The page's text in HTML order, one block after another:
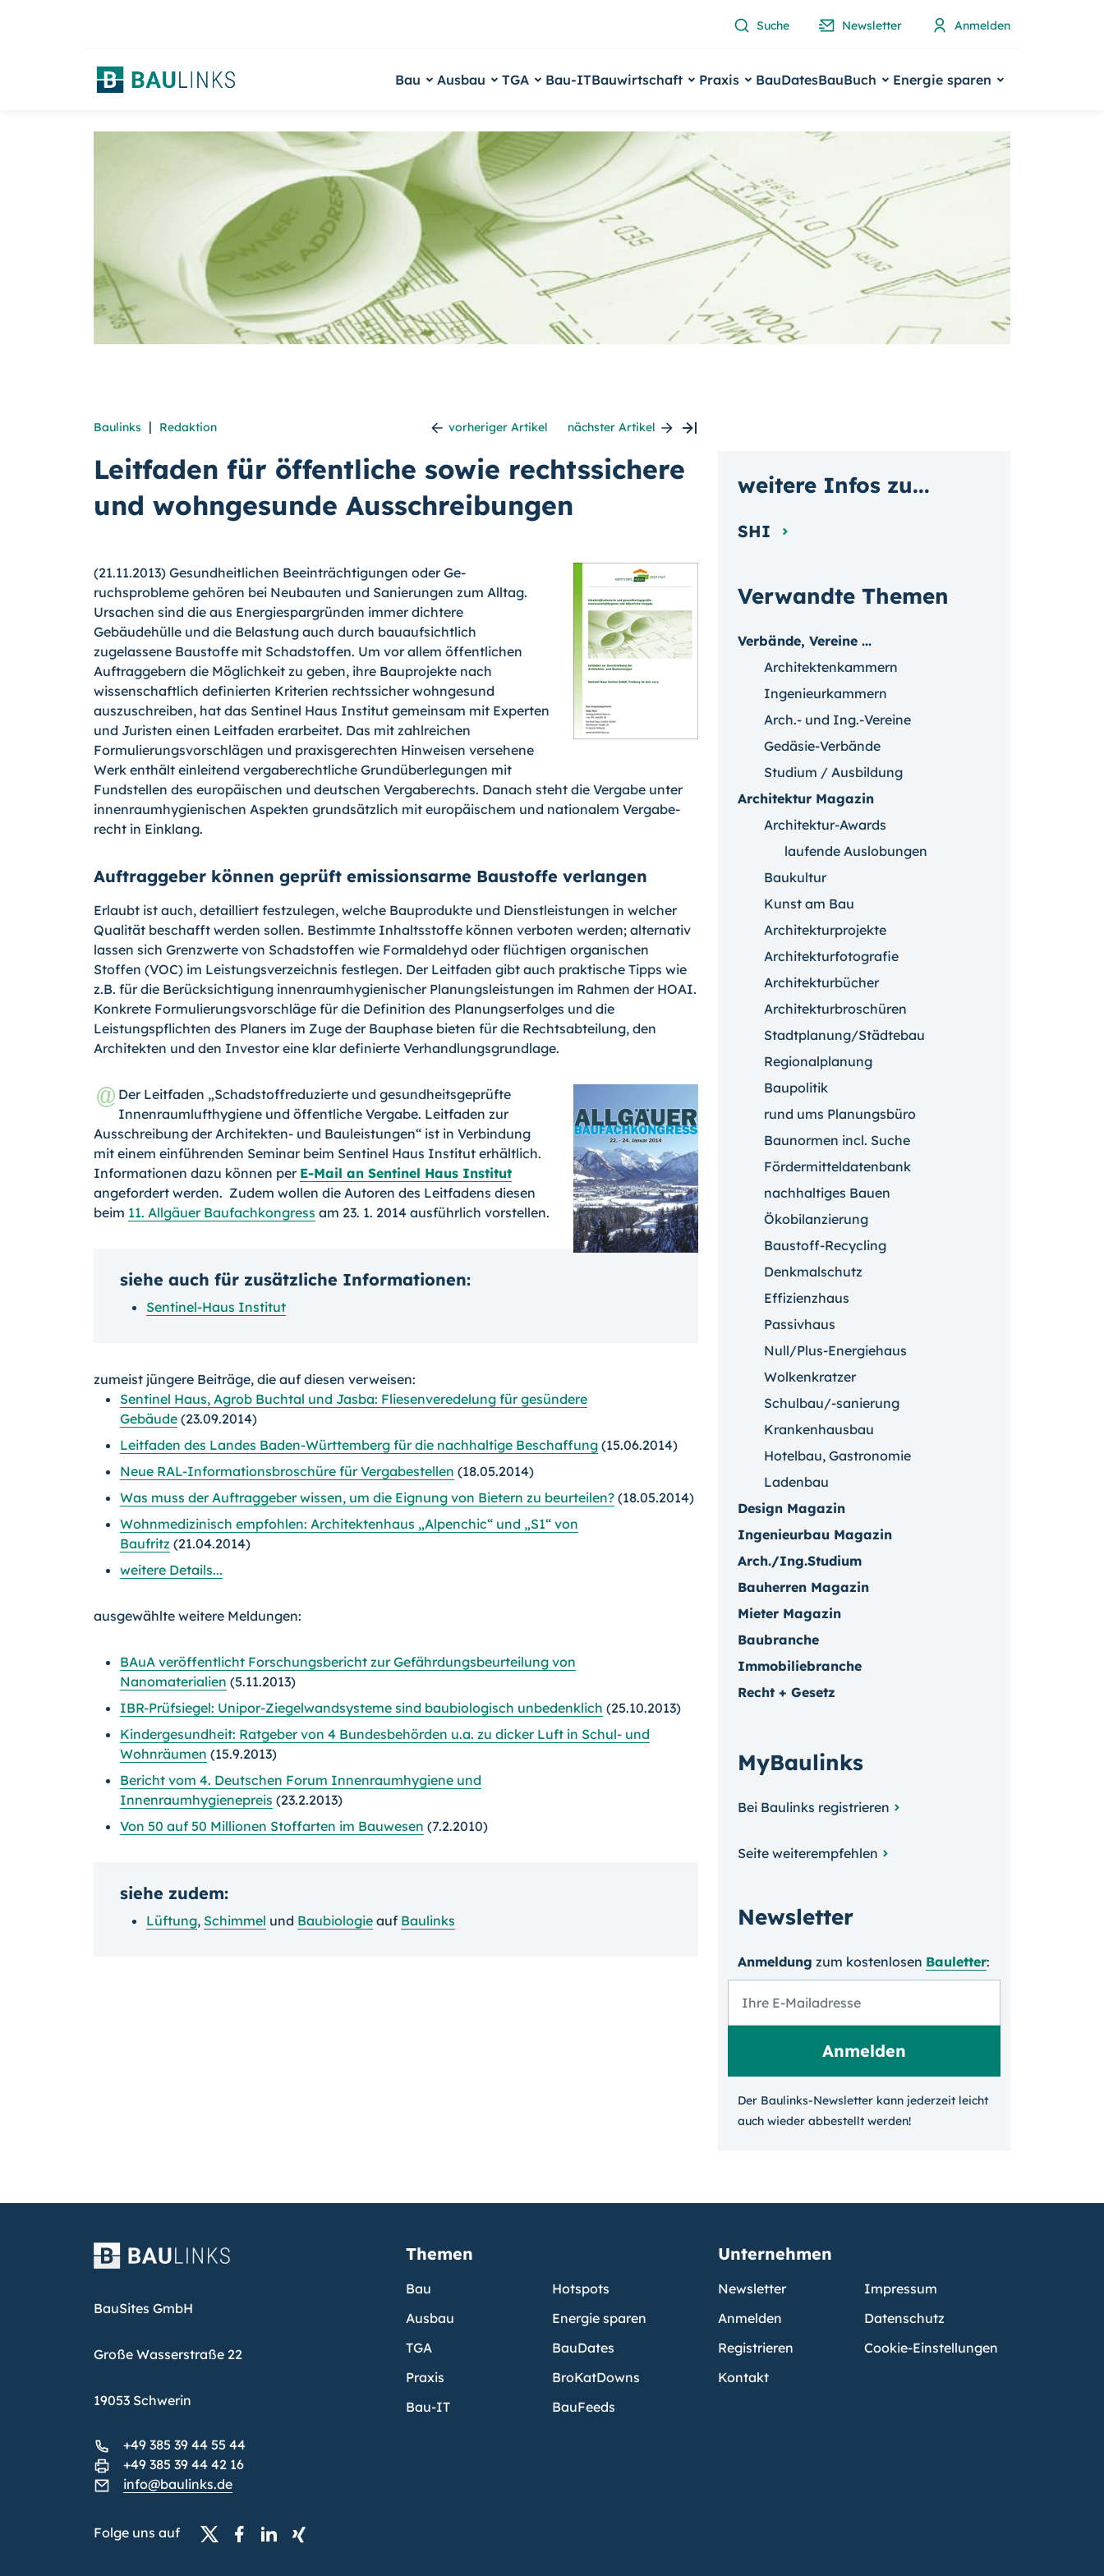
Suche Newsletter Anmelden
Bau Ausbau TGA Bau-ITBauwirtschaft Praxis BauDatesBauBuch Energie sparen
Baulinks | Redaktion vorheriger Artikel nächster Artikel
Leitfaden für öffentliche sowie rechtssichere
und wohngesunde Ausschreibungen
(21.11.2013) Gesundheitlichen Beeinträchtigungen oder Ge­
ruchsprobleme gehören bei Neubauten und Sanierungen zum Alltag.
Ursachen sind die aus Energiespargründen immer dich­tere
Gebäudehülle und die Belastung auch durch bauaufsicht­lich
zugelassene Baustoffe mit Schadstoffen. Um vor allem öf­fentlichen
Auftraggebern die Möglichkeit zu geben, ihre Bau­projekte nach
wissenschaftlich definierten Kriterien rechtssi­cher wohngesund
auszuschreiben, hat das Sentinel Haus In­stitut gemeinsam mit Experten
und Juristen einen Leitfaden erarbeitet. Das mit zahlreichen
Formulierungsvorschlägen und praxisgerechten Hinweisen versehene
Werk enthält einleitend vergaberechtliche Grundüberlegungen mit
Fundstellen des eu­ropäischen und deutschen Vergaberechts. Danach steht die Vergabe unter
innen­raumhygienischen Aspekten grundsätzlich mit europäischem und nationalem Vergabe­
recht in Einklang.
Auftraggeber können geprüft emissionsarme Baustoffe verlangen
Erlaubt ist auch, detailliert festzulegen, welche Bauprodukte und Dienstleistungen in welcher
Qualität beschafft werden sollen. Bestimmte Inhaltsstoffe können verboten werden; alternativ
lassen sich Grenzwerte von Schadstoffen wie Formaldehyd oder flüchtigen organischen
Stoffen (VOC) im Leistungsverzeichnis festlegen. Der Leitfa­den gibt auch praktische Tipps wie
z.B. für die Berücksichtigung innenraumhygieni­scher Planungsleistungen im Rahmen der HOAI.
Konkrete Formulierungsvorschläge für die Definition des Planungserfolges und die
Leistungspflichten des Planers im Zuge der Bauphase bieten für die Rechtsabteilung, den
Architekten und den Investor eine klar definierte Verhandlungsgrundlage.
Der Leitfaden „Schadstoffreduzierte und gesundheits­geprüfte
Innenraumlufthygiene und öffentliche Vergabe. Leitfaden zur
Ausschreibung der Architekten- und Bauleistun­gen“ ist in Verbindung
mit einem einführenden Seminar beim Sentinel Haus Institut erhältlich.
Informationen dazu können per E-Mail an Sentinel Haus Institut
angefordert werden. Zudem wollen die Autoren des Leitfadens diesen
beim 11. Allgäuer Baufachkongress am 23. 1. 2014 ausführlich vorstellen.
siehe auch für zusätzliche Informationen:
Sentinel-Haus Institut
zumeist jüngere Beiträge, die auf diesen verweisen:
Sentinel Haus, Agrob Buchtal und Jasba: Fliesenveredelung für gesündere
Gebäude (23.09.2014)
Leitfaden des Landes Baden-Württemberg für die nachhaltige Beschaffung (15.06.2014)
Neue RAL-Informationsbroschüre für Vergabestellen (18.05.2014)
Was muss der Auftraggeber wissen, um die Eignung von Bietern zu beurteilen? (18.05.2014)
Wohnmedizinisch empfohlen: Architektenhaus „Alpenchic“ und „S1“ von
Baufritz (21.04.2014)
weitere Details...
ausgewählte weitere Meldungen:
BAuA veröffentlicht Forschungsbericht zur Gefährdungsbeurteilung von
Nanomaterialien (5.11.2013)
IBR-Prüfsiegel: Unipor-Ziegelwandsysteme sind baubiologisch unbedenklich (25.10.2013)
Kindergesundheit: Ratgeber von 4 Bundesbehörden u.a. zu dicker Luft in Schul- und
Wohnräumen (15.9.2013)
Bericht vom 4. Deutschen Forum Innenraumhygiene und
Innenraumhygienepreis (23.2.2013)
Von 50 auf 50 Millionen Stoffarten im Bauwesen (7.2.2010)
siehe zudem:
Lüftung, Schimmel und Baubiologie auf Baulinks
Verwandte Themen
Verbände, Vereine ...
Architektenkammern
Ingenieurkammern
Arch.- und Ing.-Vereine
Gedäsie-Verbände
Studium / Ausbildung
Architektur Magazin
Architektur-Awards
laufende Auslobungen
Baukultur
Kunst am Bau
Architekturprojekte
Architekturfotografie
Architekturbücher
Architekturbroschüren
Stadtplanung/Städtebau
Regionalplanung
Baupolitik
rund ums Planungsbüro
Baunormen incl. Suche
Fördermitteldatenbank
nachhaltiges Bauen
Ökobilanzierung
Baustoff-Recycling
Denkmalschutz
Effizienzhaus
Passivhaus
Null/Plus-Energiehaus
Wolkenkratzer
Schulbau/-sanierung
Krankenhausbau
Hotelbau, Gastronomie
Ladenbau
Design Magazin
Ingenieurbau Magazin
Arch./Ing.Studium
Bauherren Magazin
Mieter Magazin
Baubranche
Immobiliebranche
Recht + Gesetz
MyBaulinks
Bei Baulinks registrieren
Seite weiterempfehlen
Newsletter
Anmeldung zum kosten­losen Bauletter:
Der Baulinks-Newsletter kann jeder­zeit leicht
auch wieder ab­bestellt werden!
weitere Infos zu...
SHI
BauSites GmbH
Große Wasserstraße 22
19053 Schwerin
+49 385 39 44 55 44
+49 385 39 44 42 16
info@baulinks.de
Folge uns auf
Themen
Bau
Ausbau
TGA
Praxis
Bau-IT
Hotspots
Energie sparen
BauDates
BroKatDowns
BauFeeds
Unternehmen
Newsletter
Anmelden
Registrieren
Kontakt
Impressum
Datenschutz
Cookie-Einstellungen